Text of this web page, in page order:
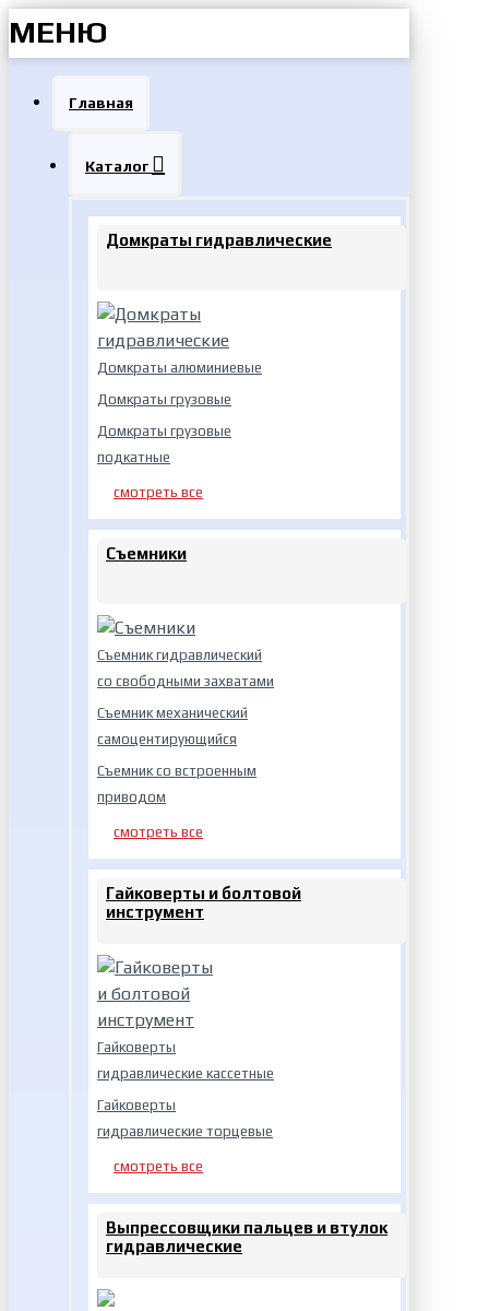
МЕНЮ
Главная
Каталог
Домкраты гидравлические
Домкраты алюминиевые
Домкраты грузовые
Домкраты грузовые
подкатные
смотреть все
Съемники
Съемник гидравлический
со свободными захватами
Съемник механический
самоцентирующийся
Съемник со встроенным
приводом
смотреть все
Гайковерты и болтовой
инструмент
Гайковерты
гидравлические кассетные
Гайковерты
гидравлические торцевые
смотреть все
Выпрессовщики пальцев и втулок
гидравлические